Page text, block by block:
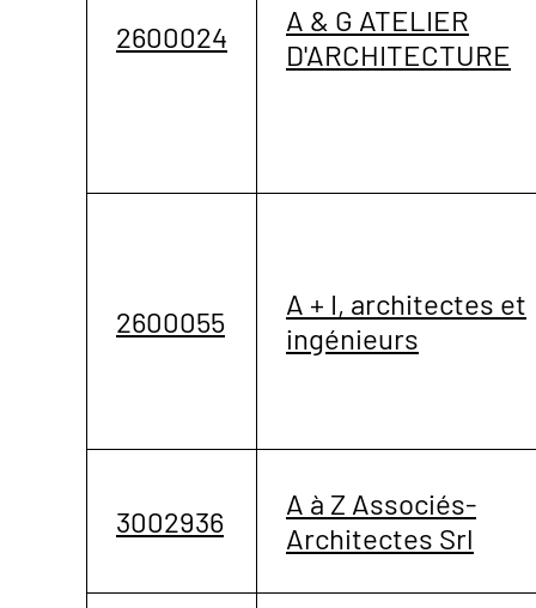
2600024
A & G ATELIER
D'ARCHITECTURE
2600055
A + I, architectes et
ingénieurs
3002936
A à Z Associés-
Architectes Srl